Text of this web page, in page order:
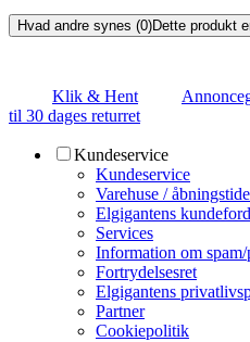
Hvad andre synes (0)Dette produkt
Klik & Hent
til 30 dages returret
Kundeservice
Kundeservice
Varehuse /
Elgigantens
Services
Information om
Fortrydelsesret
Elgigantens
Partner
Cookiepolitik